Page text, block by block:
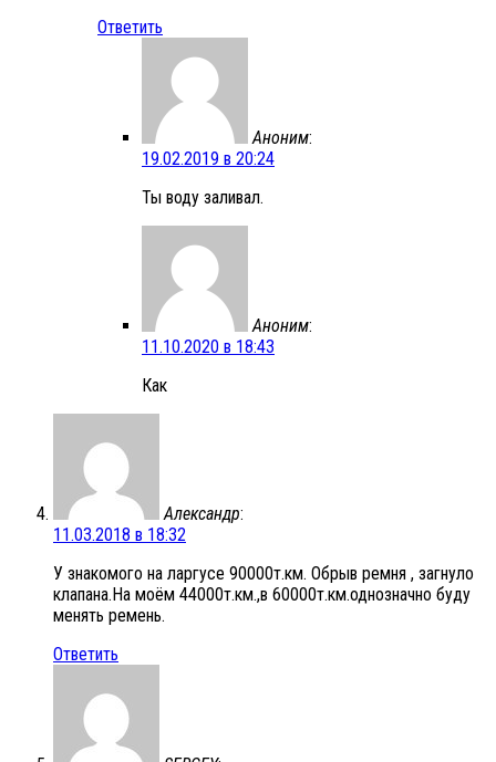
Ответить
Аноним:
19.02.2019 в 20:24
Ты воду заливал.
Аноним:
11.10.2020 в 18:43
Как
Александр:
11.03.2018 в 18:32
У знакомого на ларгусе 90000т.км. Обрыв ремня , загнуло
клапана.На моём 44000т.км.,в 60000т.км.однозначно буду
менять ремень.
Ответить